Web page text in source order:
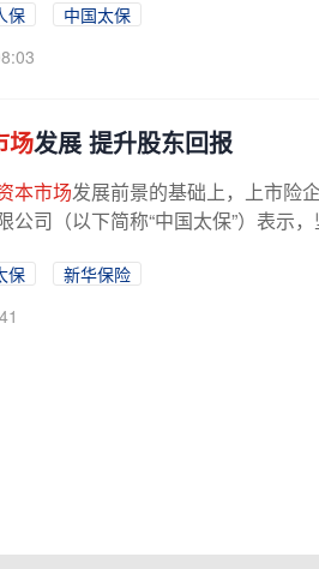
保
中国太保
场发展 提升股东回报
本市场发展前景的基础上，上市险
公司（以下简称“中国太保”）表示
保
新华保险